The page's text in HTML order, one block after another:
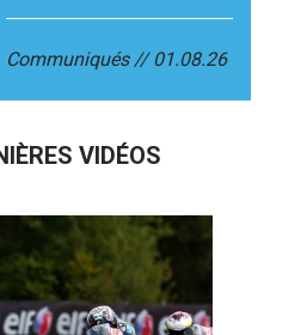
Communiqués 01.08.26
VIDÉOS